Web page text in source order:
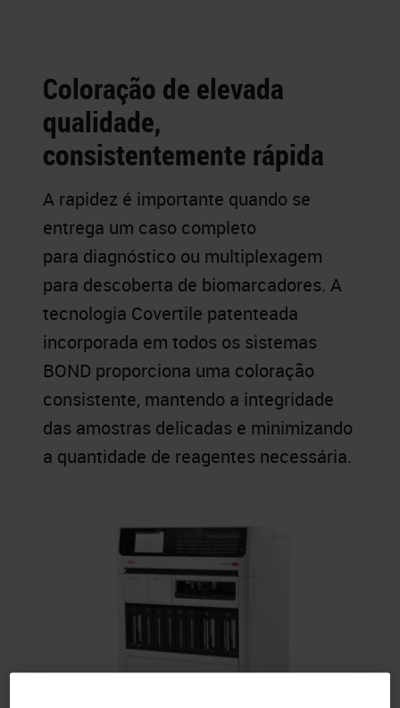
Coloração de elevada
qualidade,
consistentemente rápida
A rapidez é importante quando se
entrega um caso completo
para diagnóstico ou multiplexagem
para descoberta de biomarcadores. A
tecnologia Covertile patenteada
incorporada em todos os sistemas
BOND proporciona uma coloração
consistente, mantendo a integridade
das amostras delicadas e minimizando
a quantidade de reagentes necessária.